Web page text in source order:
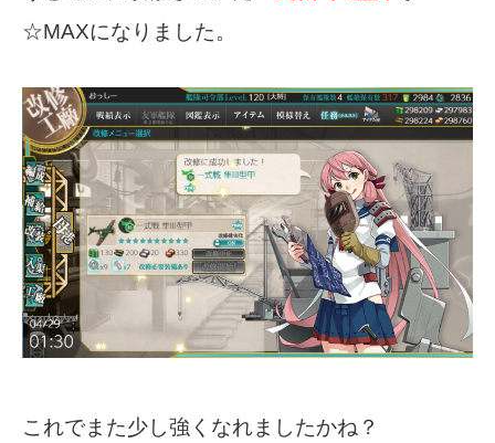
☆MAXになりました。
これでまた少し強くなれましたかね？